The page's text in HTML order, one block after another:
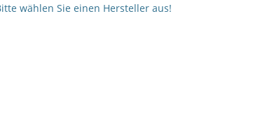
wählen Sie einen Hersteller aus!